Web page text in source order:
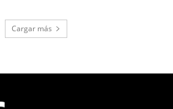
Cargar más